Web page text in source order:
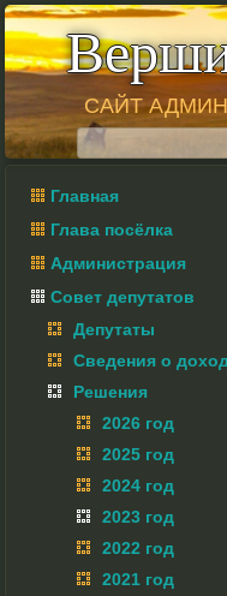
САЙТ
Главная
Глава посёлка
Администрация
Совет депутатов
Депутаты
Сведения о
Решения
2026 год
2025 год
2024 год
2023 год
2022 год
2021 год